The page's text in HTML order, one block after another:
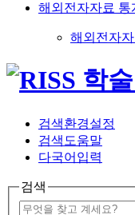
해외전자자료 통
해외전자자
검색환경설정
검색도움말
다국어입력
검색